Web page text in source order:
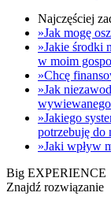
Najczęściej
»Jak mogę
»Jakie środki
w moim
»Chcę
»Jak
»Jakiego
potrzebuję do
»Jaki wpływ
Big EXPERIENCE
Znajdź rozwiązanie